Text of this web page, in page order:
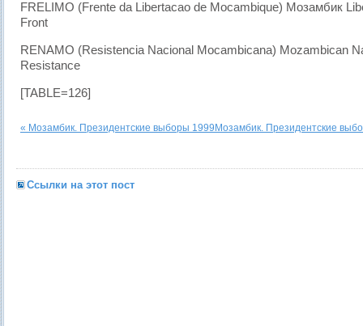
FRELIMO (Frente da Libertacao de Mocambique) Мозамбик
Front
RENAMO (Resistencia Nacional Mocambicana) Mozambican
Resistance
[TABLE=126]
« Мозамбик. Президентские выборы 1999 Мозамбик. Президентские
Ссылки на этот пост